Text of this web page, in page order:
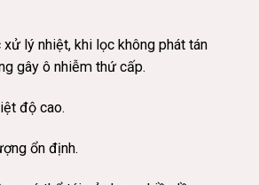
lý nhiệt, khi lọc không phát tán
gây ô nhiễm thứ cấp.
độ cao.
ổn định.